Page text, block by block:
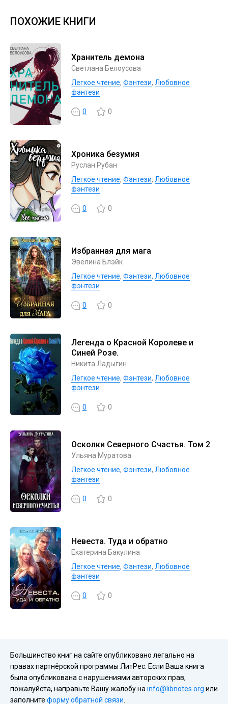
ПОХОЖИЕ КНИГИ
Хранитель демона
Светлана Белоусова
Легкое чтение, Фэнтези, Любовное
фэнтези
0 0
Хроника безумия
Руслан Рубан
Легкое чтение, Фэнтези, Любовное
фэнтези
0 0
Избранная для мага
Эвелина Блэйк
Легкое чтение, Фэнтези, Любовное
фэнтези
0 0
Легенда о Красной Королеве и
Синей Розе.
Никита Ладыгин
Легкое чтение, Фэнтези, Любовное
фэнтези
0 0
Осколки Северного Счастья. Том 2
Ульяна Муратова
Легкое чтение, Фэнтези, Любовное
фэнтези
0 0
Невеста. Туда и обратно
Екатерина Бакулина
Легкое чтение, Фэнтези, Любовное
фэнтези
0 0
Большинство книг на сайте опубликовано легально на
правах партнёрской программы ЛитРес. Если Ваша книга
была опубликована с нарушениями авторских прав,
пожалуйста, направьте Вашу жалобу на info@libnotes.org или
заполните форму обратной связи